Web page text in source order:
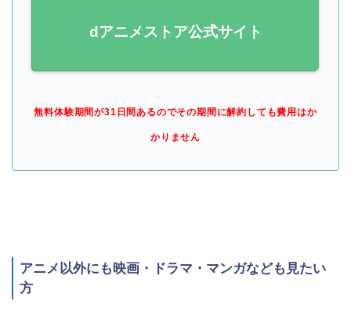
dアニメストア公式サイト
無料体験期間が31日間あるのでその期間に解約しても費用はか
かりません
アニメ以外にも映画・ドラマ・マンガなども見たい
方